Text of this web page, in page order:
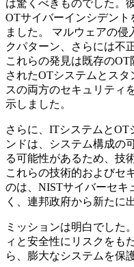
は驚くべきものでした。
OTサイバーインシデン
ました。 マルウェアの侵
クパターン、さらには不
これらの発見は既存の
されたOTシステムとス
スの両方のセキュリティ
示しました。
さらに、ITシステムとOT
ンドは、システム構成の
る可能性があるため、技
これらの技術的およびセ
のは、NISTサイバーセキ
く、連邦政府から新たに
ミッションは明白でした
ィと安全性にリスクをも
ら、膨大なシステムを保